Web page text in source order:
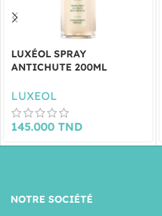
LUXÉOL SPRAY
ANTICHUTE 200ML
LUXEOL
145.000 TND
NOTRE SOCIÉTÉ